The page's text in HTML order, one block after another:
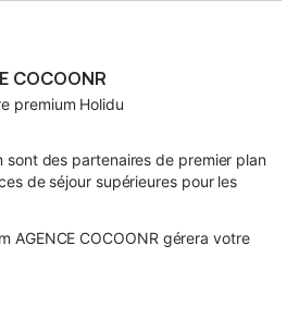
COCOONR
premium Holidu
sont des partenaires de premier plan
de séjour supérieures pour les
AGENCE COCOONR gérera votre